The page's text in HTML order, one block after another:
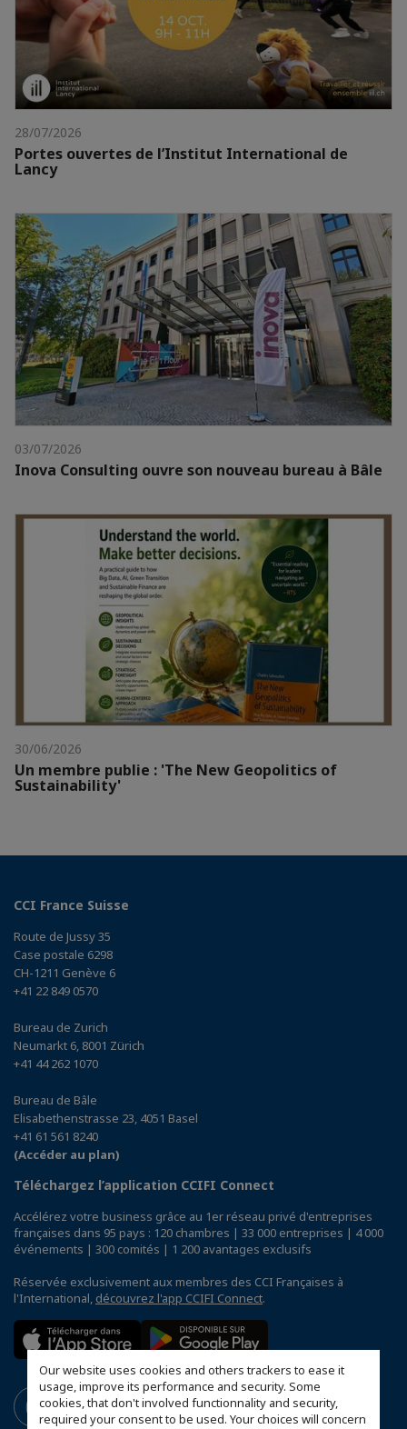
Our website uses cookies and others trackers to ease it
usage, improve its performance and security. Some
cookies, that don't involved functionnality and security,
required your consent to be used. Your choices will concern
28/07/2026
Portes ouvertes de l’Institut International de
Lancy
03/07/2026
Inova Consulting ouvre son nouveau bureau à Bâle
30/06/2026
Un membre publie : 'The New Geopolitics of
Sustainability'
CCI France Suisse
Route de Jussy 35
Case postale 6298
CH-1211 Genève 6
+41 22 849 0570
Bureau de Zurich
Neumarkt 6, 8001 Zürich
+41 44 262 1070
Bureau de Bâle
Elisabethenstrasse 23, 4051 Basel
+41 61 561 8240
(Accéder au plan)
Téléchargez l’application CCIFI Connect
Accélérez votre business grâce au 1er réseau privé d'entreprises
françaises dans 95 pays : 120 chambres | 33 000 entreprises | 4 000
événements | 300 comités | 1 200 avantages exclusifs
Réservée exclusivement aux membres des CCI Françaises à
l'International, découvrez l'app CCIFI Connect.